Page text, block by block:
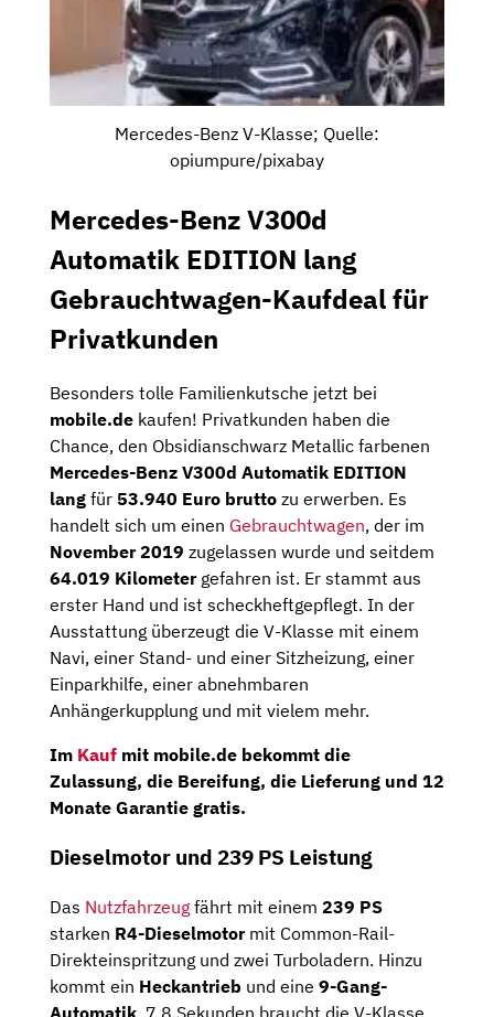
Mercedes-Benz V-Klasse; Quelle:
opiumpure/pixabay
Mercedes-Benz V300d
Automatik EDITION lang
Gebrauchtwagen-Kaufdeal für
Privatkunden
Besonders tolle Familienkutsche jetzt bei
mobile.de kaufen! Privatkunden haben die
Chance, den Obsidianschwarz Metallic farbenen
Mercedes-Benz V300d Automatik EDITION
lang für 53.940 Euro brutto zu erwerben. Es
handelt sich um einen Gebrauchtwagen, der im
November 2019 zugelassen wurde und seitdem
64.019 Kilometergefahren ist. Er stammt aus
erster Hand und ist scheckheftgepflegt. In der
Ausstattung überzeugt die V-Klasse mit einem
Navi, einer Stand- und einer Sitzheizung, einer
Einparkhilfe, einer abnehmbaren
Anhängerkupplung und mit vielem mehr.
Im Kauf mit mobile.de bekommt die
Zulassung, die Bereifung, die Lieferung und 12
Monate Garantie gratis.
Dieselmotor und 239 PS Leistung
Das Nutzfahrzeug fährt mit einem 239 PS
starken R4-Dieselmotormit Common-Rail-
Direkteinspritzung und zwei Turboladern. Hinzu
kommt ein Heckantrieb und eine 9-Gang-
Automatik . 7,8 Sekunden braucht die V-Klasse,